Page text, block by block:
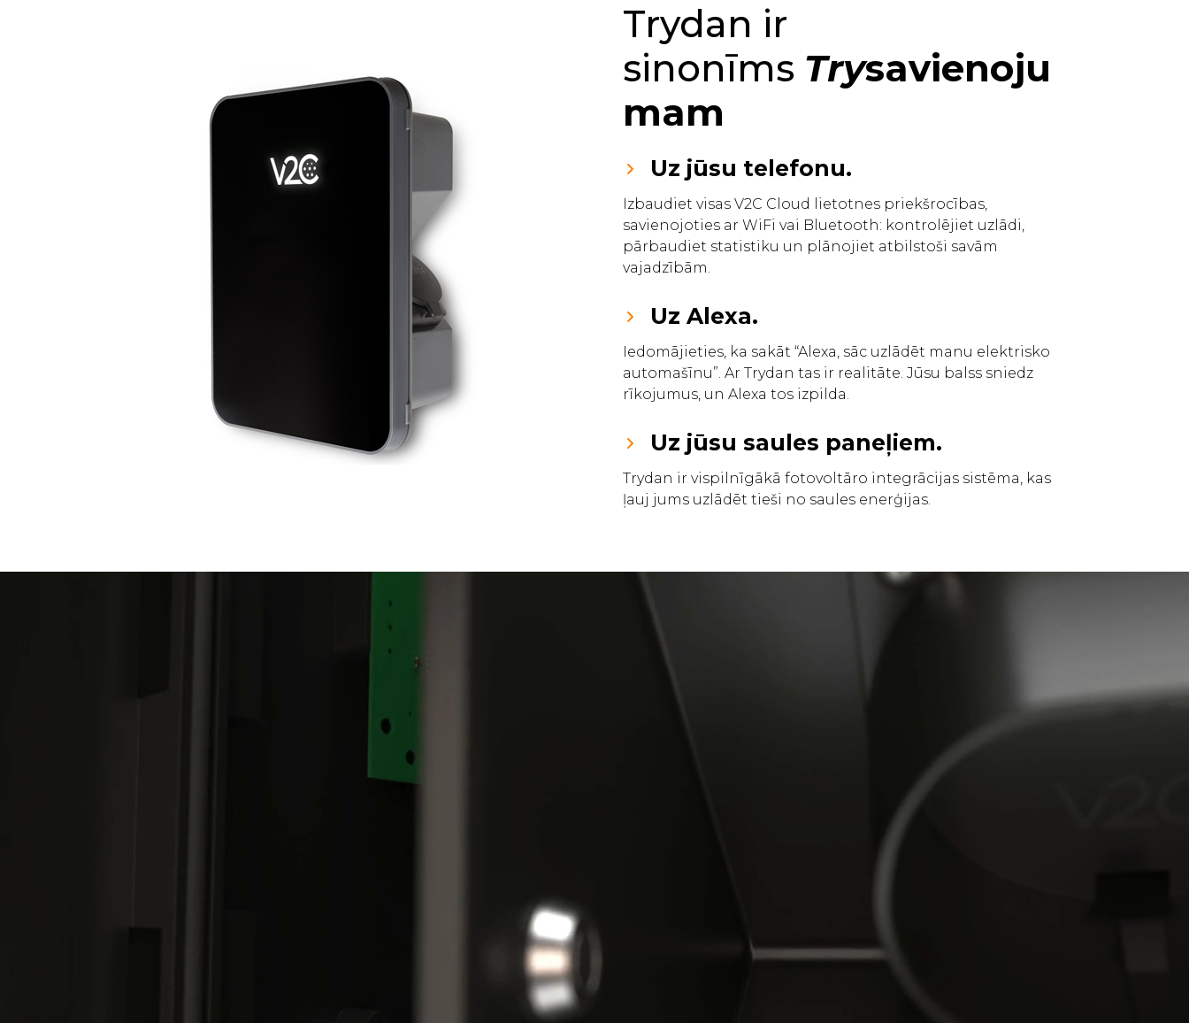
Trydan ir
sinonīms Trysavienoju
mam
Uz jūsu telefonu.
Izbaudiet visas V2C Cloud lietotnes priekšrocības,
savienojoties ar WiFi vai Bluetooth: kontrolējiet uzlādi,
pārbaudiet statistiku un plānojiet atbilstoši savām
vajadzībām.
Uz Alexa.
Iedomājieties, ka sakāt “Alexa, sāc uzlādēt manu elektrisko
automašīnu”. Ar Trydan tas ir realitāte. Jūsu balss sniedz
rīkojumus, un Alexa tos izpilda.
Uz jūsu saules paneļiem.
Trydan ir vispilnīgākā fotovoltāro integrācijas sistēma, kas
ļauj jums uzlādēt tieši no saules enerģijas.